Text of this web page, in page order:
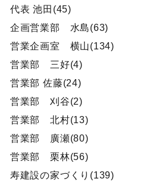
代表 池田(45)
企画営業部 水島(63)
営業企画室 横山(134)
営業部 三好(4)
営業部 佐藤(24)
営業部 刈谷(2)
営業部 北村(13)
営業部 廣瀬(80)
営業部 栗林(56)
寿建設の家づくり(139)